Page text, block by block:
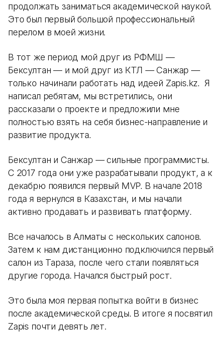
продолжать заниматься академической наукой.
Это был первый большой профессиональный
перелом в моей жизни.
В тот же период мой друг из РФМШ —
Бексултан — и мой друг из КТЛ — Санжар —
только начинали работать над идеей Zapis.kz. Я
написал ребятам, мы встретились, они
рассказали о проекте и предложили мне
полностью взять на себя бизнес-направление и
развитие продукта.
Бексултан и Санжар — сильные программисты.
С 2017 года они уже разрабатывали продукт, а к
декабрю появился первый MVP. В начале 2018
года я вернулся в Казахстан, и мы начали
активно продавать и развивать платформу.
Все началось в Алматы с нескольких салонов.
Затем к нам дистанционно подключился первый
салон из Тараза, после чего стали появляться
другие города. Начался быстрый рост.
Это была моя первая попытка войти в бизнес
после академической среды. В итоге я посвятил
Zapis почти девять лет.